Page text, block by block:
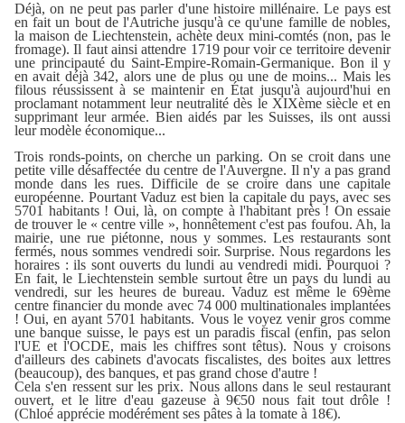
Déjà, on ne peut pas parler d'une histoire millénaire. Le pays est
en fait un bout de l'Autriche jusqu'à ce qu'une famille de nobles,
la maison de Liechtenstein, achète deux mini-comtés (non, pas le
fromage). Il faut ainsi attendre 1719 pour voir ce territoire devenir
une principauté du Saint-Empire-Romain-Germanique. Bon il y
en avait déjà 342, alors une de plus ou une de moins... Mais les
filous réussissent à se maintenir en État jusqu'à aujourd'hui en
proclamant notamment leur neutralité dès le XIXème siècle et en
supprimant leur armée. Bien aidés par les Suisses, ils ont aussi
leur modèle économique...
Trois ronds-points, on cherche un parking. On se croit dans une
petite ville désaffectée du centre de l'Auvergne. Il n'y a pas grand
monde dans les rues. Difficile de se croire dans une capitale
européenne. Pourtant Vaduz est bien la capitale du pays, avec ses
5701 habitants ! Oui, là, on compte à l'habitant près ! On essaie
de trouver le « centre ville », honnêtement c'est pas foufou. Ah, la
mairie, une rue piétonne, nous y sommes. Les restaurants sont
fermés, nous sommes vendredi soir. Surprise. Nous regardons les
horaires : ils sont ouverts du lundi au vendredi midi. Pourquoi ?
En fait, le Liechtenstein semble surtout être un pays du lundi au
vendredi, sur les heures de bureau. Vaduz est même le 69ème
centre financier du monde avec 74 000 multinationales implantées
! Oui, en ayant 5701 habitants. Vous le voyez venir gros comme
une banque suisse, le pays est un paradis fiscal (enfin, pas selon
l'UE et l'OCDE, mais les chiffres sont têtus). Nous y croisons
d'ailleurs des cabinets d'avocats fiscalistes, des boites aux lettres
(beaucoup), des banques, et pas grand chose d'autre !
Cela s'en ressent sur les prix. Nous allons dans le seul restaurant
ouvert, et le litre d'eau gazeuse à 9€50 nous fait tout drôle !
(Chloé apprécie modérément ses pâtes à la tomate à 18€).